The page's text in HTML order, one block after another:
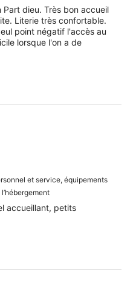
dieu. Très bon accueil
Literie très confortable.
point négatif l'accès au
lorsque l'on a de
et service, équipements
accueillant, petits